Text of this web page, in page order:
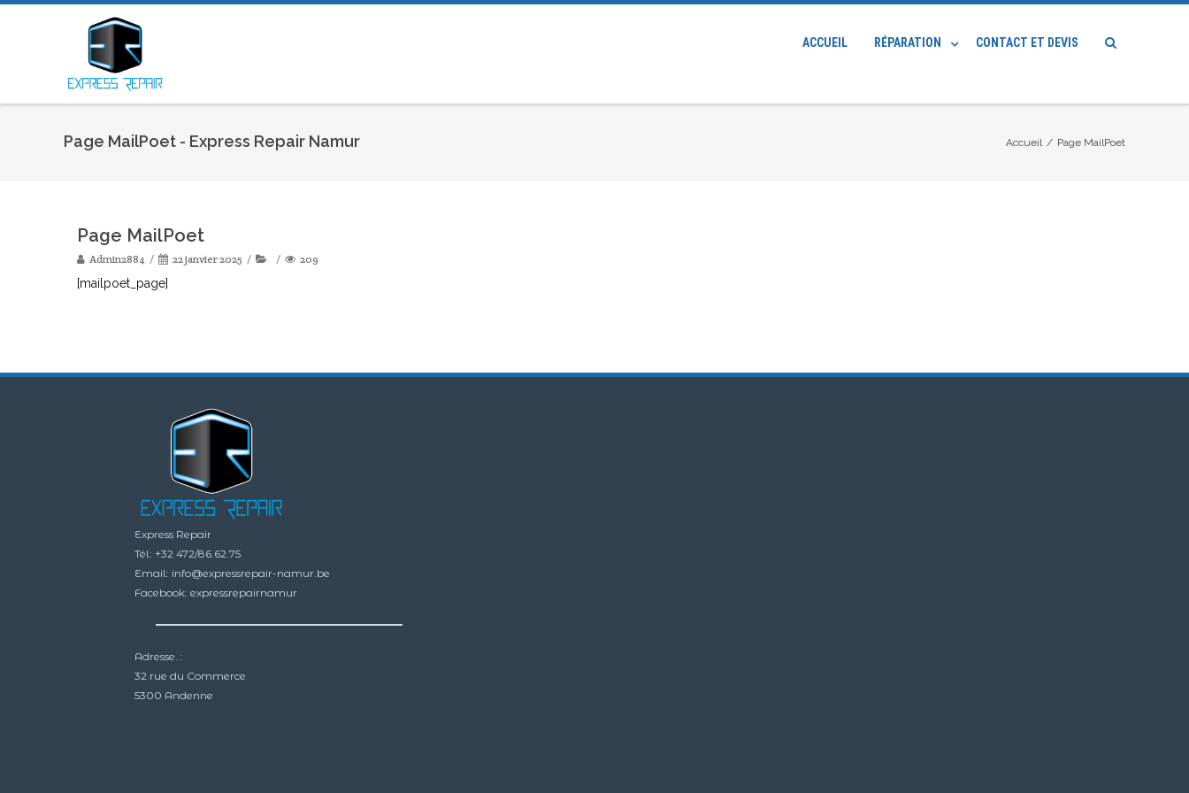
ACCUEIL RÉPARATION CONTACT ET DEVIS
Page MailPoet - Express Repair Namur Accueil / Page MailPoet
Page MailPoet
Admin2884 22 janvier 2025 209
[mailpoet_page]
navigation
Express Repair
Tél: +32 472/86.62.75
Email: info@expressrepair-namur.be
Facebook: expressrepairnamur
Adresse. :
32 rue du Commerce
5300 Andenne